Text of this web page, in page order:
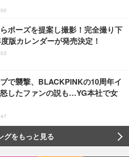
ポーズを提案し撮影！完全撮り下
版カレンダーが発売決定！
で襲撃、BLACKPINKの10周年イ
したファンの説も…YG本社で女
グをもっと見る